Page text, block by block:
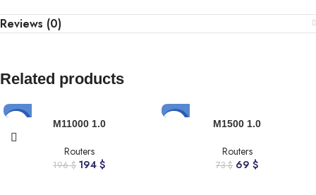
Reviews (0)
Related products
M11000 1.0
Routers
196$ 194 $
M1500 1.0
Routers
73$ 69 $